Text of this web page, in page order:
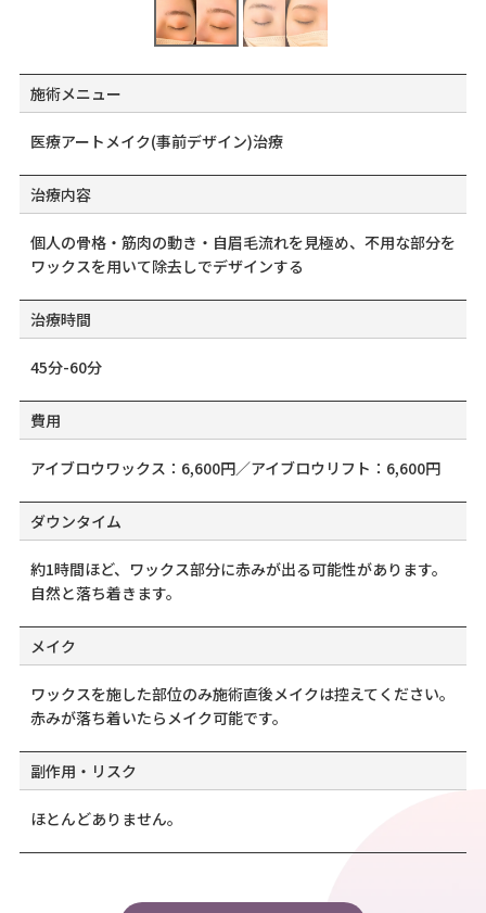
施術メニュー
医療アートメイク(事前デザイン)治療
治療内容
個人の骨格・筋肉の動き・自眉毛流れを見極め、不用な部分を
ワックスを用いて除去しでデザインする
治療時間
45分-60分
費用
アイブロウワックス：6,600円／アイブロウリフト：6,600円
ダウンタイム
約1時間ほど、ワックス部分に赤みが出る可能性があります。
自然と落ち着きます。
メイク
ワックスを施した部位のみ施術直後メイクは控えてください。
赤みが落ち着いたらメイク可能です。
副作用・リスク
ほとんどありません。